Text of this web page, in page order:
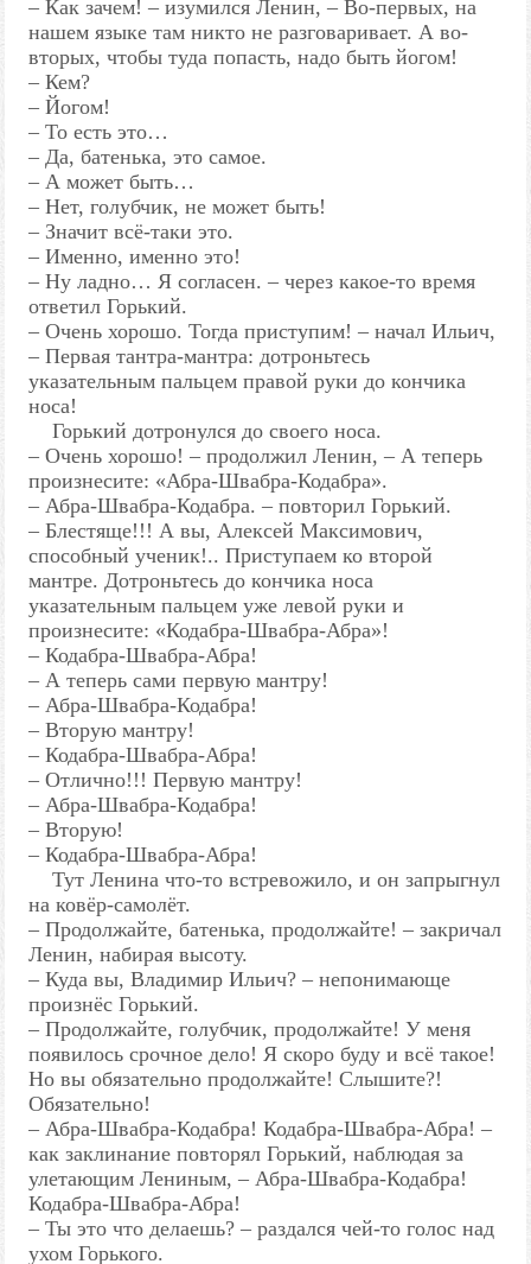
– Как зачем! – изумился Ленин, – Во-первых, на
нашем языке там никто не разговаривает. А во-
вторых, чтобы туда попасть, надо быть йогом!
– Кем?
– Йогом!
– То есть это…
– Да, батенька, это самое.
– А может быть…
– Нет, голубчик, не может быть!
– Значит всё-таки это.
– Именно, именно это!
– Ну ладно… Я согласен. – через какое-то время
ответил Горький.
– Очень хорошо. Тогда приступим! – начал Ильич,
– Первая тантра-мантра: дотроньтесь
указательным пальцем правой руки до кончика
носа!
Горький дотронулся до своего носа.
– Очень хорошо! – продолжил Ленин, – А теперь
произнесите: «Абра-Швабра-Кодабра».
– Абра-Швабра-Кодабра. – повторил Горький.
– Блестяще!!! А вы, Алексей Максимович,
способный ученик!.. Приступаем ко второй
мантре. Дотроньтесь до кончика носа
указательным пальцем уже левой руки и
произнесите: «Кодабра-Швабра-Абра»!
– Кодабра-Швабра-Абра!
– А теперь сами первую мантру!
– Абра-Швабра-Кодабра!
– Вторую мантру!
– Кодабра-Швабра-Абра!
– Отлично!!! Первую мантру!
– Абра-Швабра-Кодабра!
– Вторую!
– Кодабра-Швабра-Абра!
Тут Ленина что-то встревожило, и он запрыгнул
на ковёр-самолёт.
– Продолжайте, батенька, продолжайте! – закричал
Ленин, набирая высоту.
– Куда вы, Владимир Ильич? – непонимающе
произнёс Горький.
– Продолжайте, голубчик, продолжайте! У меня
появилось срочное дело! Я скоро буду и всё такое!
Но вы обязательно продолжайте! Слышите?!
Обязательно!
– Абра-Швабра-Кодабра! Кодабра-Швабра-Абра! –
как заклинание повторял Горький, наблюдая за
улетающим Лениным, – Абра-Швабра-Кодабра!
Кодабра-Швабра-Абра!
– Ты это что делаешь? – раздался чей-то голос над
ухом Горького.